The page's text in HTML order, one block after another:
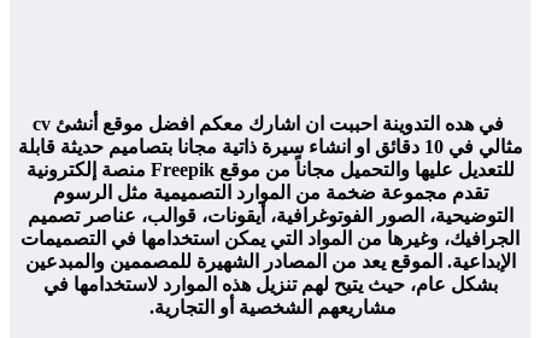
في هده التدوينة احببت ان اشارك معكم افضل موقع أنشئ cv
مثالي في 10 دقائق او انشاء سيرة ذاتية مجانا بتصاميم حديثة قابلة
للتعديل عليها والتحميل مجاناً من موقع Freepik منصة إلكترونية
تقدم مجموعة ضخمة من الموارد التصميمية مثل الرسوم
الصور الفوتوغرافية، أيقونات، قوالب، عناصر تصميم
وغيرها من المواد التي يمكن استخدامها في التصميمات
الموقع يعد من المصادر الشهيرة للمصممين والمبدعين
بشكل عام، حيث يتيح لهم تنزيل هذه الموارد لاستخدامها في
مشاريعهم الشخصية أو التجارية.